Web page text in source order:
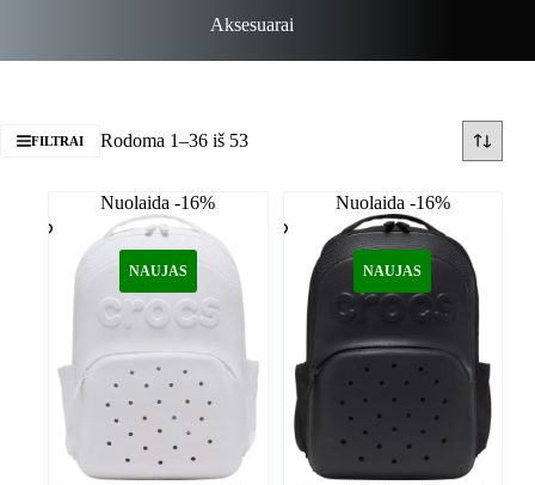
Aksesuarai
FILTRAI Rodoma 1–36 iš 53
Nuolaida -16%
NAUJAS
Nuolaida -16%
NAUJAS